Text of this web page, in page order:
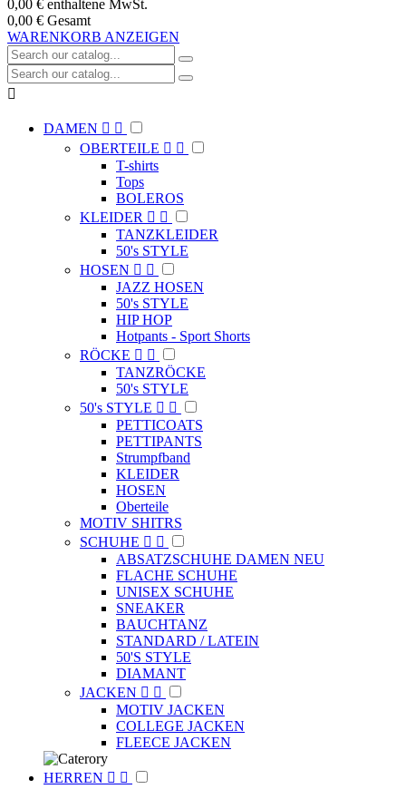
0,00 € enthaltene MwSt.
0,00 € Gesamt
WARENKORB ANZEIGEN

DAMEN  
OBERTEILE  
T-shirts
Tops
BOLEROS
KLEIDER  
TANZKLEIDER
50's STYLE
HOSEN  
JAZZ HOSEN
50's STYLE
HIP HOP
Hotpants - Sport Shorts
RÖCKE  
TANZRÖCKE
50's STYLE
50's STYLE  
PETTICOATS
PETTIPANTS
Strumpfband
KLEIDER
HOSEN
Oberteile
MOTIV SHITRS
SCHUHE  
ABSATZSCHUHE DAMEN NEU
FLACHE SCHUHE
UNISEX SCHUHE
SNEAKER
BAUCHTANZ
STANDARD / LATEIN
50'S STYLE
DIAMANT
JACKEN  
MOTIV JACKEN
COLLEGE JACKEN
FLEECE JACKEN
HERREN  